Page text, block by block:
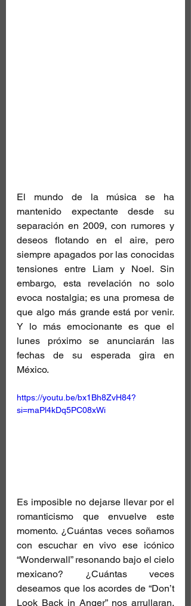
El mundo de la música se ha
mantenido expectante desde su
separación en 2009, con rumores y
deseos flotando en el aire, pero
siempre apagados por las conocidas
tensiones entre Liam y Noel. Sin
embargo, esta revelación no solo
evoca nostalgia; es una promesa de
que algo más grande está por venir.
Y lo más emocionante es que el
lunes próximo se anunciarán las
fechas de su esperada gira en
México.
https://youtu.be/bx1Bh8ZvH84?
si=maPl4kDq5PC08xWi
Es imposible no dejarse llevar por el
romanticismo que envuelve este
momento. ¿Cuántas veces soñamos
con escuchar en vivo ese icónico
“Wonderwall” resonando bajo el cielo
mexicano? ¿Cuántas veces
deseamos que los acordes de “Don’t
Look Back in Anger” nos arrullaran,